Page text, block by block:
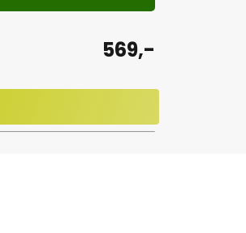
569,-